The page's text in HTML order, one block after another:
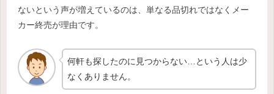
ないという声が増えているのは、単なる品切れではなくメー
カー終売が理由です。
何軒も探したのに見つからない…という人は少
なくありません。